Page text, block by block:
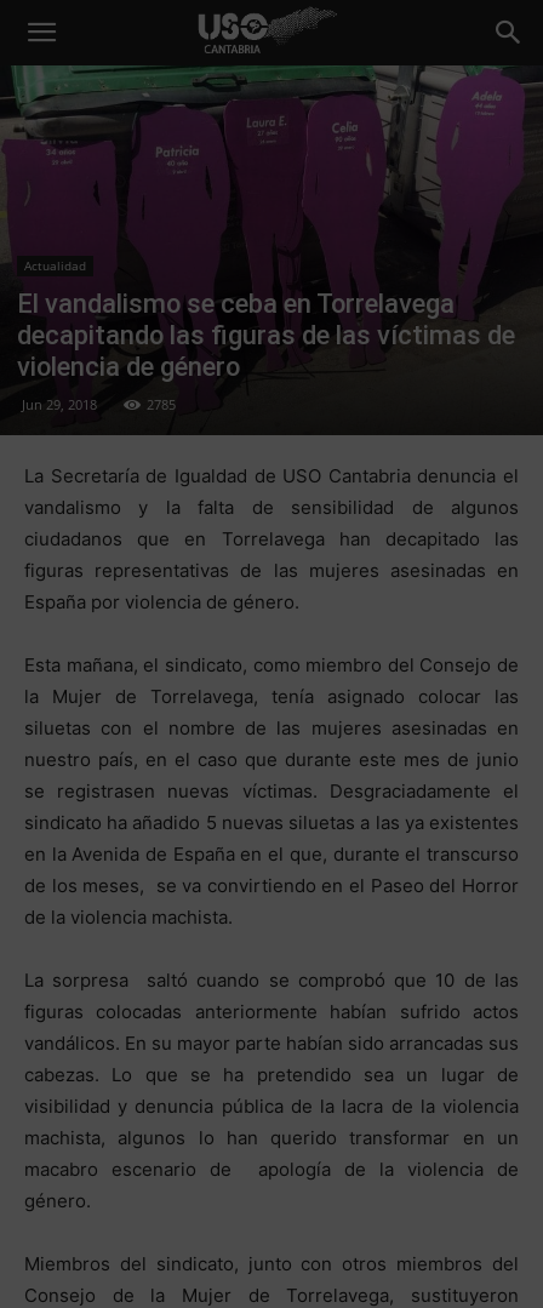
Actualidad
El vandalismo se ceba en Torrelavega
decapitando las figuras de las víctimas de
violencia de género
Jun 29, 2018 2785
La Secretaría de Igualdad de USO Cantabria denuncia el
vandalismo y la falta de sensibilidad de algunos
ciudadanos que en Torrelavega han decapitado las
figuras representativas de las mujeres asesinadas en
España por violencia de género.
Esta mañana, el sindicato, como miembro del Consejo de
la Mujer de Torrelavega, tenía asignado colocar las
siluetas con el nombre de las mujeres asesinadas en
nuestro país, en el caso que durante este mes de junio
se registrasen nuevas víctimas. Desgraciadamente el
sindicato ha añadido 5 nuevas siluetas a las ya existentes
en la Avenida de España en el que, durante el transcurso
de los meses, se va convirtiendo en el Paseo del Horror
de la violencia machista.
La sorpresa saltó cuando se comprobó que 10 de las
figuras colocadas anteriormente habían sufrido actos
vandálicos. En su mayor parte habían sido arrancadas sus
cabezas. Lo que se ha pretendido sea un lugar de
visibilidad y denuncia pública de la lacra de la violencia
machista, algunos lo han querido transformar en un
macabro escenario de apología de la violencia de
género.
Miembros del sindicato, junto con otros miembros del
Consejo de la Mujer de Torrelavega, sustituyeron